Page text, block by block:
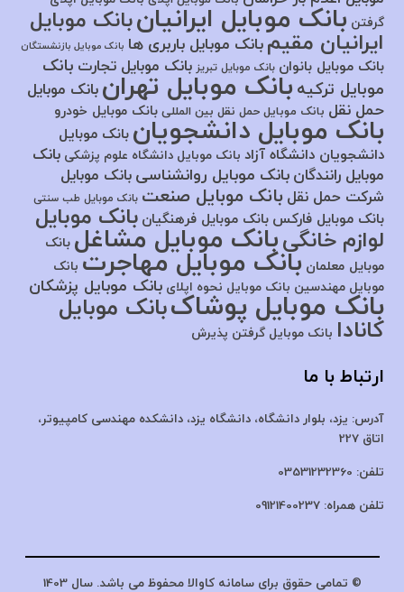
گرفتن بانک موبایل ایرانیانبانک موبایل
ایرانیان مقیم بانک موبایل باربری ها بانک موبایل بازنشستگان
بانک موبایل بانوان بانک موبایل تبریز بانک موبایل تجارت بانک
موبایل ترکیه بانک موبایل تهران بانک موبایل
حمل نقل بانک موبایل حمل نقل بین المللی بانک موبایل خودرو
بانک موبایل دانشجویان بانک موبایل
دانشجویان دانشگاه آزاد بانک موبایل دانشگاه علوم پزشکی بانک
موبایل رانندگان بانک موبایل روانشناسی بانک موبایل
شرکت حمل نقل بانک موبایل صنعت بانک موبایل طب سنتی
بانک موبایل فارکس بانک موبایل فرهنگیان بانک موبایل
لوازم خانگیبانک موبایل مشاغلبانک
موبایل معلمان بانک موبایل مهاجرت بانک
موبایل مهندسین بانک موبایل نحوه اپلای بانک موبایل پزشکان
بانک موبایل پوشاکبانک موبایل
کانادا بانک موبایل گرفتن پذیرش
ارتباط با ما
آدرس: یزد، بلوار دانشگاه، دانشگاه یزد،دانشکده مهندسی کامپیوتر،
اتاق 227
تلفن: 03531232360
تلفن همراه: 09121400237
© تمامی حقوق برای سامانه کاوالا محفوظ می باشد. سال 1403